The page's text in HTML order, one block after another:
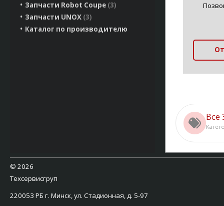
Запчасти Robot Coupe 3
Запчасти UNOX 3
Каталог по производителю
Все
© 2026
Техсервисгруп
220053 РБ г. Минск, ул. Стадионная, д. 5-97